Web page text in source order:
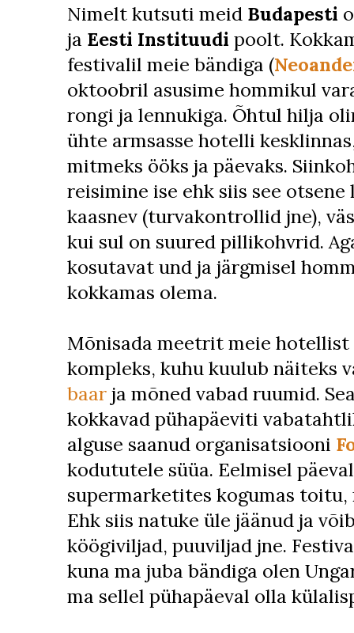
Nimelt kutsuti meid Budapesti
ja Eesti Instituudi poolt.
festivalil meie bändiga (
oktoobril asusime hommikul
rongi ja lennukiga. Õhtul hilja
ühte armsasse hotelli
mitmeks ööks ja päevaks.
reisimine ise ehk siis see
kaasnev (turvakontrollid jne),
kui sul on suured pillikohvrid.
kosutavat und ja järgmisel
kokkamas olema.
Mõnisada meetrit meie hotellist
kompleks, kuhu kuulub näiteks
baar ja mõned vabad ruumid.
kokkavad pühapäeviti
alguse saanud organisatsiooni
kodututele süüa. Eelmisel
supermarketites kogumas toitu,
Ehk siis natuke üle jäänud ja
köögiviljad, puuviljad jne.
kuna ma juba bändiga olen
ma sellel pühapäeval olla